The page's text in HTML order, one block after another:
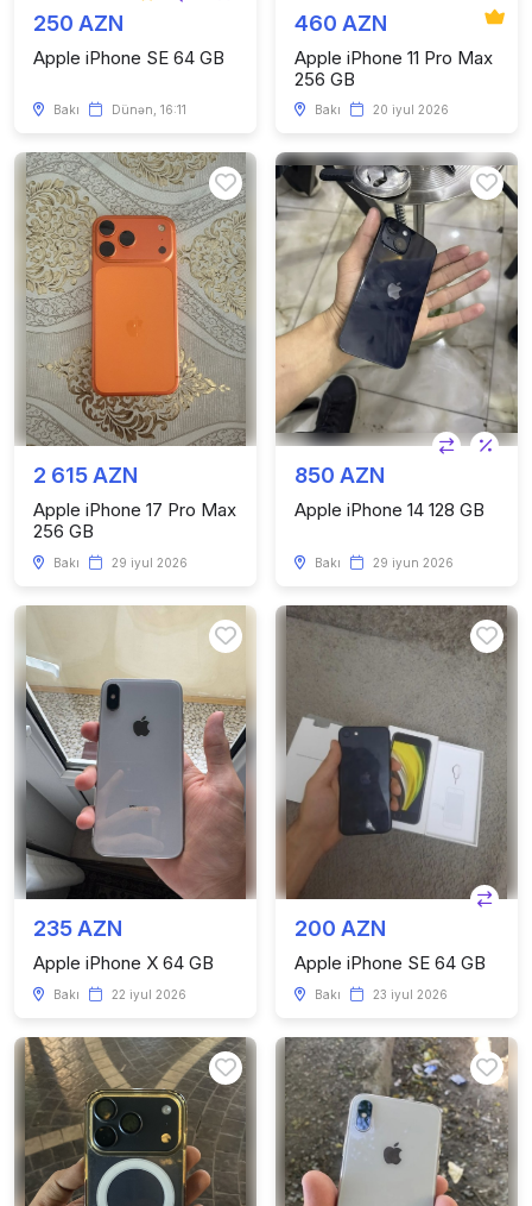
250 AZN
Apple iPhone SE 64 GB
Bakı Dünən, 16:11
460 AZN
Apple iPhone 11 Pro Max
256 GB
Bakı 20 iyul 2026
2 615 AZN
Apple iPhone 17 Pro Max
256 GB
Bakı 29 iyul 2026
850 AZN
Apple iPhone 14 128 GB
Bakı 29 iyun 2026
235 AZN
Apple iPhone X 64 GB
Bakı 22 iyul 2026
200 AZN
Apple iPhone SE 64 GB
Bakı 23 iyul 2026